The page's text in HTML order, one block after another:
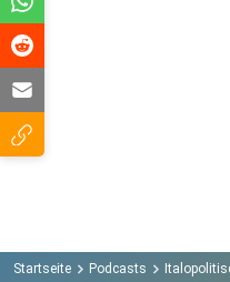
Startseite Podcasts